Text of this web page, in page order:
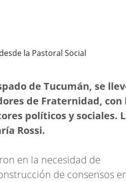
de Tucumán, se
de Fraternidad, con
políticos y sociales.
Rossi.
en la necesidad de
de consensos